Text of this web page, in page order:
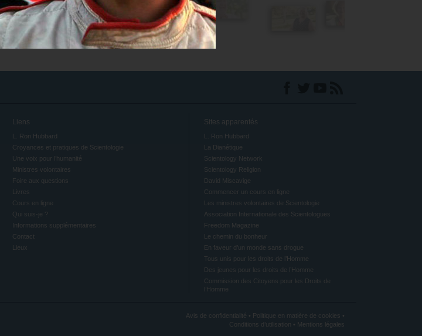
Liens
L. Ron Hubbard
Croyances et pratiques de Scientologie
Une voix pour l’humanité
Ministres volontaires
Foire aux questions
Livres
Cours en ligne
Qui suis-je ?
Informations supplémentaires
Contact
Lieux
Sites apparentés
L. Ron Hubbard
La Dianétique
Scientology Network
Scientology Religion
David Miscavige
Commencer un cours en ligne
Les ministres volontaires de Scientologie
Association Internationale des Scientologues
Freedom Magazine
Le chemin du bonheur
En faveur d’un monde sans drogue
Tous unis pour les droits de l’Homme
Des jeunes pour les droits de l’Homme
Commission des Citoyens pour les Droits de
l’Homme
Avis de confidentialité • Politique en matière de cookies •
Conditions d’utilisation
• Mentions légales